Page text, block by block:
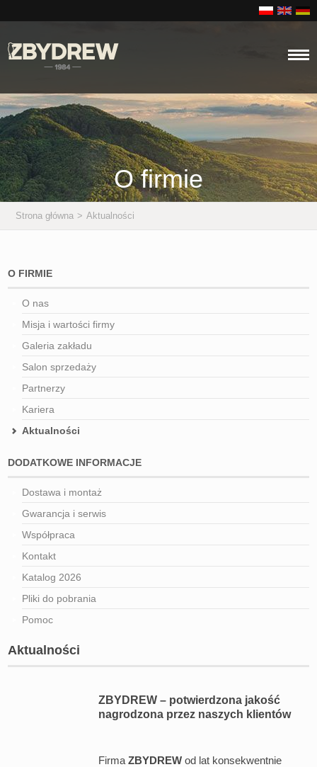
O firmie
Strona główna > Aktualności
O FIRMIE
O nas
Misja i wartości firmy
Galeria zakładu
Salon sprzedaży
Partnerzy
Kariera
Aktualności
DODATKOWE INFORMACJE
Dostawa i montaż
Gwarancja i serwis
Współpraca
Kontakt
Katalog 2026
Pliki do pobrania
Pomoc
Aktualności
ZBYDREW – potwierdzona jakość
nagrodzona przez naszych klientów
Firma ZBYDREWod lat konsekwentnie